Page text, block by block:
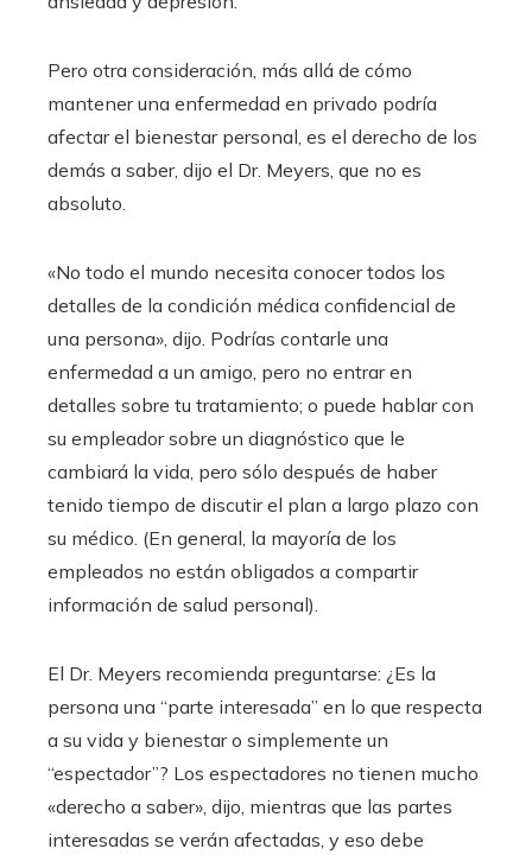
Pero otra consideración, más allá de cómo
mantener una enfermedad en privado podría
afectar el bienestar personal, es el derecho de los
demás a saber, dijo el Dr. Meyers, que no es
absoluto.
«No todo el mundo necesita conocer todos los
detalles de la condición médica confidencial de
una persona», dijo. Podrías contarle una
enfermedad a un amigo, pero no entrar en
detalles sobre tu tratamiento; o puede hablar con
su empleador sobre un diagnóstico que le
cambiará la vida, pero sólo después de haber
tenido tiempo de discutir el plan a largo plazo con
su médico. (En general, la mayoría de los
empleados no están obligados a compartir
información de salud personal).
El Dr. Meyers recomienda preguntarse: ¿Es la
persona una “parte interesada” en lo que respecta
a su vida y bienestar o simplemente un
“espectador”? Los espectadores no tienen mucho
«derecho a saber», dijo, mientras que las partes
interesadas se verán afectadas, y eso debe